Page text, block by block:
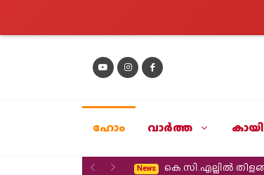
ഹോം വാര്‍ത്ത
Previous
NextNews കെ.സി.എല്ലിൽ